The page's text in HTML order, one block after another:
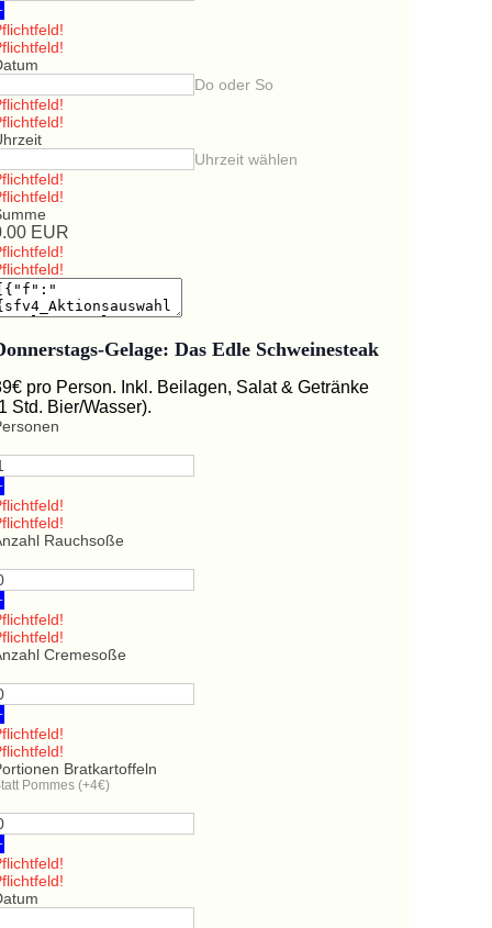
Do oder So
Uhrzeit wählen
EUR
Gelage: Das Edle Schweinesteak
pro Person. Inkl. Beilagen, Salat & Getränke
Std. Bier/Wasser).
Rauchsoße
Cremesoße
Bratkartoffeln
Pommes (+4€)